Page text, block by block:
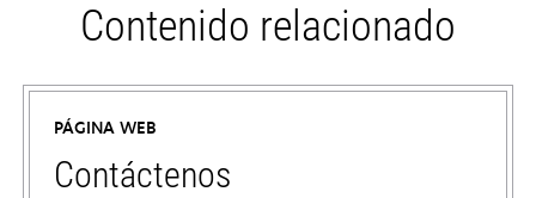
Contenido relacionado
PÁGINA WEB
Contáctenos